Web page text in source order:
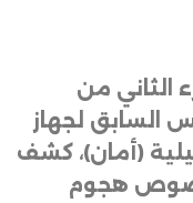
الثاني من
السابق لجهاز
(أمان)، كشف
هجوم